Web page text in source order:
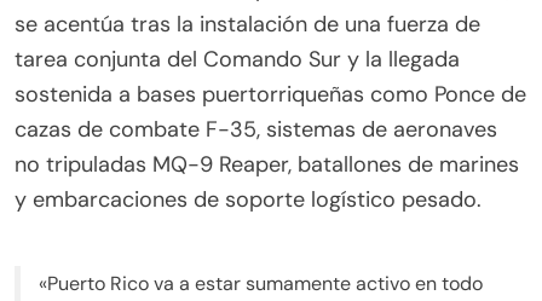
se acentúa tras la instalación de una fuerza de
tarea conjunta del Comando Sur y la llegada
sostenida a bases puertorriqueñas como Ponce de
cazas de combate F-35, sistemas de aeronaves
no tripuladas MQ-9 Reaper, batallones de marines
y embarcaciones de soporte logístico pesado.
«Puerto Rico va a estar sumamente activo en todo